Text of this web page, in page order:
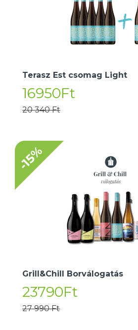
Terasz Est csomag Light
16950Ft
20 340 Ft
-15%
Grill&Chill Borválogatás
23790Ft
27 990 Ft